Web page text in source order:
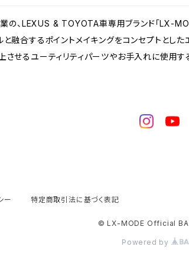
、LEXUS & TOYOTA車専用ブランド「LX-
融合するポイントメイキングをコンセプトとした
させるユーティリティパーツやお手入れに使用す
ー 特定商取引法に基づく表記
© LX-MODE Official
Powered by